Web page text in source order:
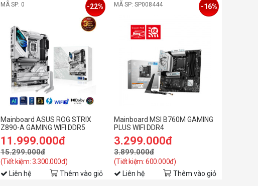
MÃ SP: 0
Mainboard ASUS ROG STRIX
Z890-A GAMING WIFI DDR5
11.999.000đ
15.299.000đ
(Tiết kiệm: 3.300.000đ)
-22%
Liên hệ Thêm vào giỏ
MÃ SP: SP008444
Mainboard MSI B760M GAMING
PLUS WIFI DDR4
3.299.000đ
3.899.000đ
(Tiết kiệm: 600.000đ)
-16%
Liên hệ Thêm vào giỏ